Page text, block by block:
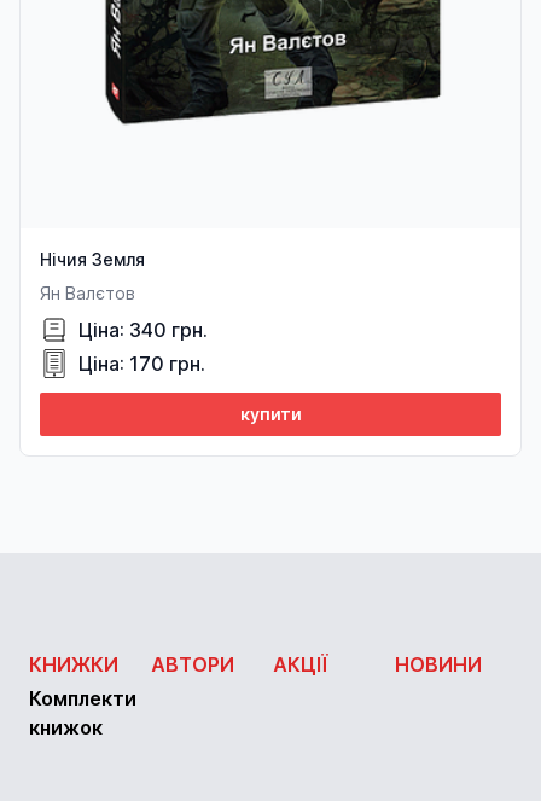
Нічия Земля
Ян Валєтов
Ціна: 340 грн.
Ціна: 170 грн.
купити
КНИЖКИ
Комплекти
книжок
АВТОРИ АКЦІЇ НОВИНИ